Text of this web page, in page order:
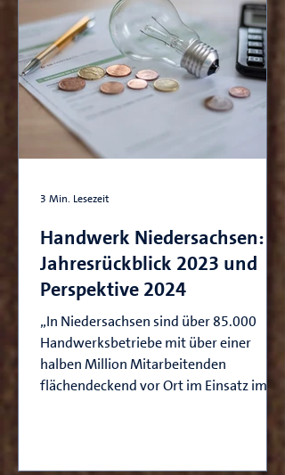
Handwerk Niedersachsen:
Jahresrückblick 2023 und
Perspektive 2024
„In Niedersachsen sind über 85.000
Handwerksbetriebe mit über einer
halben Million Mitarbeitenden
flächendeckend vor Ort im Einsatz im...
3 Min. Lesezeit